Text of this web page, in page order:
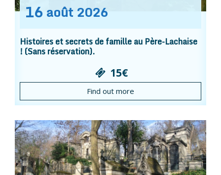
16 août 2026
Histoires et secrets de famille au Père-Lachaise
! (Sans réservation).
15€
Find out more